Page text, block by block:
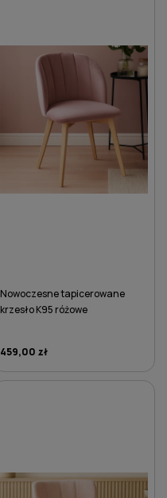
Nowoczesne tapicerowane
krzesło K95 różowe
459,00 zł